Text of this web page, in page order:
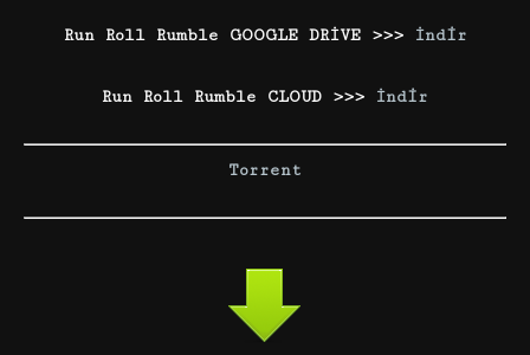
Run Roll Rumble GOOGLE DRİVE >>> İndir
Run Roll Rumble CLOUD >>> İndir
Torrent